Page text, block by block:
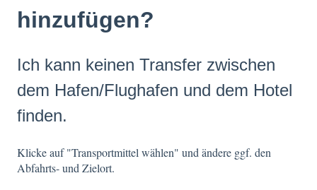
hinzufügen?
Ich kann keinen Transfer zwischen
dem Hafen/Flughafen und dem Hotel
finden.
Klicke auf "Transportmittel wählen" und ändere ggf. den
Abfahrts- und Zielort.